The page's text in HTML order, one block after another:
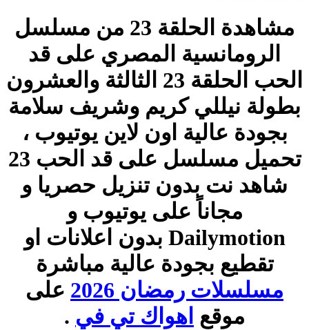
مشاهدة الحلقة 23 من مسلسل
الرومانسية المصري على قد
الحب الحلقة 23 الثالثة والعشرون
بطولة نيللي كريم وشريف سلامة
بجودة عالية اون لاين يوتيوب ،
تحميل مسلسل على قد الحب 23
شاهد نت بدون تنزيل حصريا و
مجاناً على يوتيوب و
Dailymotion بدون اعلانات او
تقطيع بجودة عالية مباشرة
مسلسلات رمضان 2026
على
موقع اهواك تي في .